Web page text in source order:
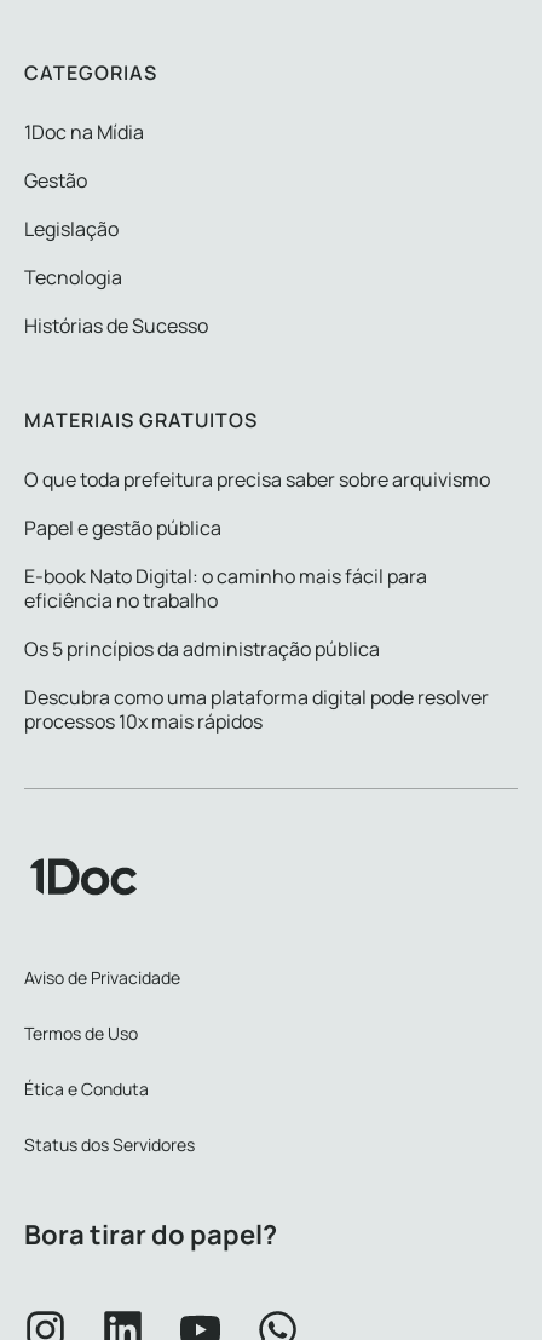
CATEGORIAS
1Doc na Mídia
Gestão
Legislação
Tecnologia
Histórias de Sucesso
MATERIAIS GRATUITOS
O que toda prefeitura precisa saber sobre arquivismo
Papel e gestão pública
E-book Nato Digital: o caminho mais fácil para
eficiência no trabalho
Os 5 princípios da administração pública
Descubra como uma plataforma digital pode resolver
processos 10x mais rápidos
Aviso de Privacidade
Termos de Uso
Ética e Conduta
Status dos Servidores
Bora tirar do papel?